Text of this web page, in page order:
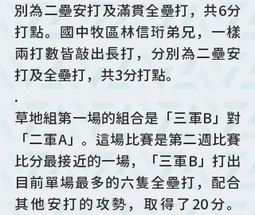
別為二壘安打及滿貫全壘打，共6分
打點。國中牧區林信珩弟兄，一樣
兩打數皆敲出長打，分別為二壘安
打及全壘打，共3分打點。
.
草地組第一場的組合是「三軍B」對
「二軍A」。這場比賽是第二週比賽
比分最接近的一場，「三軍B」打出
目前單場最多的六隻全壘打，配合
其他安打的攻勢，取得了20分。